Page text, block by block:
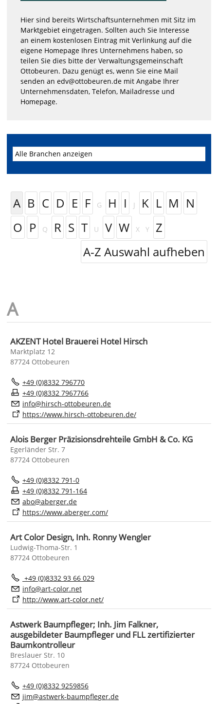
Hier sind bereits Wirtschaftsunternehmen mit Sitz im
Marktgebiet eingetragen. Sollten auch Sie Interesse
an einem kostenlosen Eintrag mit Verlinkung auf die
eigene Homepage Ihres Unternehmens haben, so
teilen Sie dies bitte der Verwaltungsgemeinschaft
Ottobeuren. Dazu genügt es, wenn Sie eine Mail
senden an edv@ottobeuren.de mit Angabe Ihrer
Unternehmensdaten, Telefon, Mailadresse und
Homepage.
A B C D E F G H I J K L M N
O P Q R S T U V W X Y
Z
A-Z Auswahl aufheben
AKZENT Hotel Brauerei Hotel Hirsch
Marktplatz 12
87724 Ottobeuren
+49 (0)8332 796770
+49 (0)8332 7967766
nf
h rsch- tt b r n d
https://www.hirsch-ottobeuren.de/
Alois Berger Präzisionsdrehteile GmbH & Co. KG
Egerländer Str. 7
87724 Ottobeuren
+49 (0)8332 791-0
+49 (0)8332 791-164
b
b rg r d
https://www.aberger.com/
Art Color Design, Inh. Ronny Wengler
Ludwig-Thoma-Str. 1
87724 Ottobeuren
+49 (0)8332 93 66 029
nf
rt-c l r n t
http://www.art-color.net/
Astwerk Baumpfleger; Inh. Jim Falkner,
ausgebildeter Baumpfleger und FLL zertifizierter
Baumkontrolleur
Breslauer Str. 10
87724 Ottobeuren
+49 (0)8332 9259856
j m stw rk-b mpfl g r d